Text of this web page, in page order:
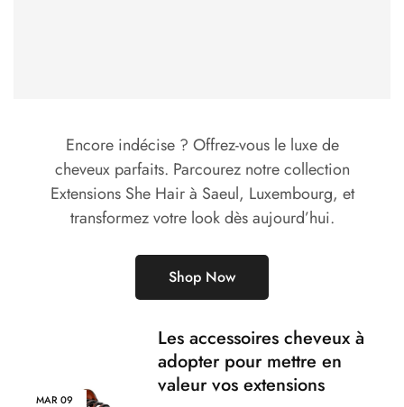
Encore indécise ? Offrez-vous le luxe de
cheveux parfaits. Parcourez notre collection
Extensions She Hair à Saeul, Luxembourg, et
transformez votre look dès aujourd’hui.
Shop Now
MAR09
Les accessoires cheveux à
adopter pour mettre en
valeur vos extensions